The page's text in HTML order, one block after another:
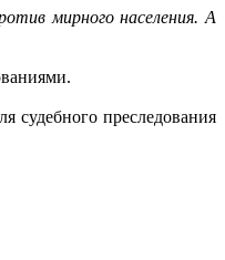
мирного населения. А
преследования